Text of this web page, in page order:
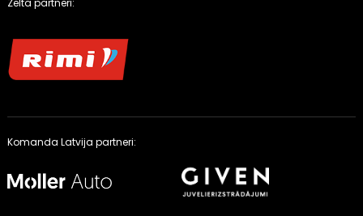
Zelta partneri:
Komanda Latvija partneri: